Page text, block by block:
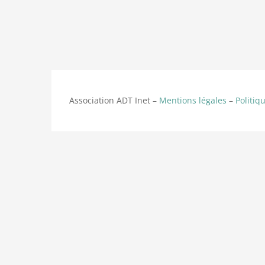
Association ADT Inet – Mentions légales –